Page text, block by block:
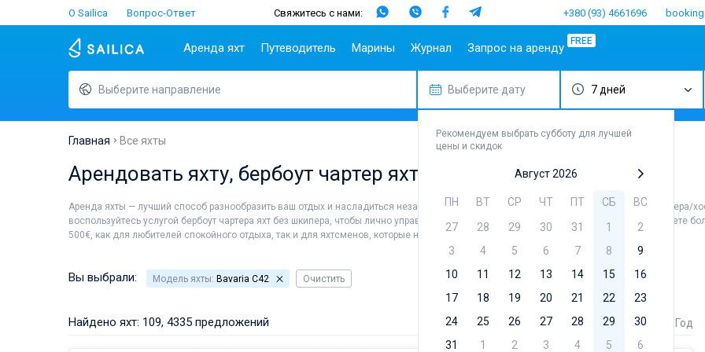
О Sailica Вопрос-Ответ Свяжитесь с нами: +380 (93) 4661696
Аренда яхт
Популярные
страны
Италия
Испания
Франция
Британские Виргинские
острова
Багамы
направления
Задар
Сицилия
Лефкас
Корфу
Популярные
марины
Алимос Марина
Марина Далмация
Марина Баотич
Марина Мандалина
Марина Корнати
Марина Каштела
Дубровник
Марина Веруда
бренды
Leopard
Путеводитель
Хорватия
Сплит
Лаврион
Испания
Ибица
Майорка
Тенерифе
Португалия
Мадейра
Италия
Неаполь
Сардиния
Сицилия
Марины Журнал
Чартер
Запрос на аренду FREE
Выберите направление Выберите дату
Рекомендуем выбрать субботу для лучшей
цены и скидок
Август 2026
ПН ВТ СР ЧТ ПТ СБ
ВС
27
28 29 30 31 1
2
3
4 5 6 7 8
9
10
11 12 13 14 15
16
17
18 19 20 21 22
23
24
25 26 27 28 29
30
31
1 2 3 4 5 6
7 дней
Главная Все яхты
Арендовать яхту, бербоут чартер яхт
Аренда яхты — лучший способ разнообразить ваш отдых и насладиться незабываемыми морскими видами. Наймите команду (шкипера/
воспользуйтесь услугой бербоут чартера яхт без шкипера, чтобы лично управлять судном. В каталоге яхт в аренду от Sailica вы найдете
500€, как для любителей спокойного отдыха, так и для яхтсменов, которые не представляют себе жизни без паруса.
Вы выбрали: Модель яхты: Bavaria C42 Очистить
Найдено яхт: 109, 4335 предложений Стоимость Длина Год